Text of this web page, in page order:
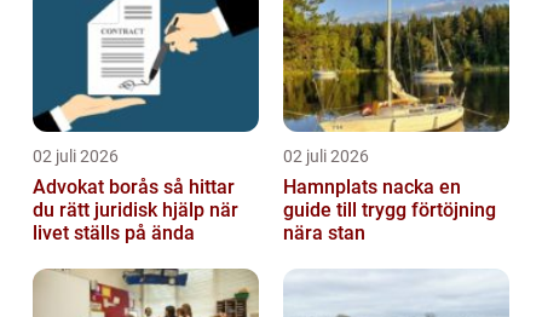
02 juli 2026
Advokat borås så hittar
du rätt juridisk hjälp när
livet ställs på ända
02 juli 2026
Hamnplats nacka en
guide till trygg förtöjning
nära stan